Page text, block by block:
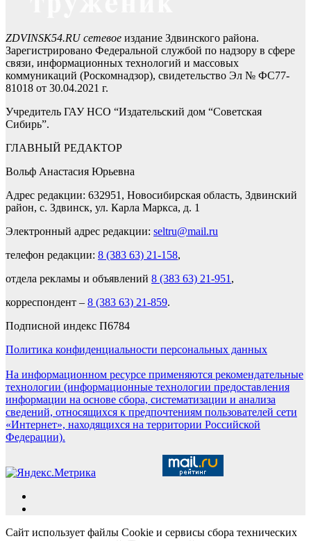
ZDVINSK54.RU сетевое издание Здвинского района.
Зарегистрировано Федеральной службой по надзору в сфере
связи, информационных технологий и массовых
коммуникаций (Роскомнадзор), свидетельство Эл № ФС77-
81018 от 30.04.2021 г.
Учредитель ГАУ НСО “Издательский дом “Советская
Сибирь”.
ГЛАВНЫЙ РЕДАКТОР
Вольф Анастасия Юрьевна
Адрес редакции: 632951, Новосибирская область, Здвинский
район, с. Здвинск, ул. Карла Маркса, д. 1
Электронный адрес редакции: seltru@mail.ru
телефон редакции: 8 (383 63) 21-158,
отдела рекламы и объявлений 8 (383 63) 21-951 ,
корреспондент – 8 (383 63) 21-859.
Подписной индекс П6784
Политика конфиденциальности персональных данных
На информационном ресурсе применяются рекомендательные
технологии (информационные технологии предоставления
информации на основе сбора, систематизации и анализа
сведений, относящихся к предпочтениям пользователей сети
«Интернет», находящихся на территории Российской
Федерации).
Сайт использует файлы Cookie и сервисы сбора технических